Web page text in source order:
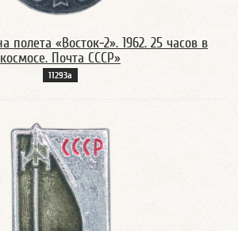
полета «Восток-2». 1962. 25 часов в
космосе. Почта СССР»
11293а